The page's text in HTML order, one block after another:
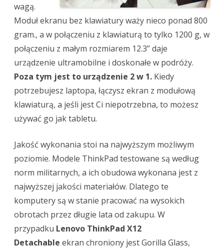
wagą.
Moduł ekranu bez klawiatury waży nieco ponad 800
gram., a w połączeniu z klawiaturą to tylko 1200 g, w
połączeniu z małym rozmiarem 12.3” daje
urządzenie ultramobilne i doskonałe w podróży.
Poza tym jest to urządzenie 2 w 1. Kiedy
potrzebujesz laptopa, łączysz ekran z modułową
klawiaturą, a jeśli jest Ci niepotrzebna, to możesz
używać go jak tabletu.
Jakość wykonania stoi na najwyższym możliwym
poziomie. Modele ThinkPad testowane są według
norm militarnych, a ich obudowa wykonana jest z
najwyższej jakości materiałów. Dlatego te
komputery są w stanie pracować na wysokich
obrotach przez długie lata od zakupu. W
przypadku Lenovo ThinkPad X12
Detachable ekran chroniony jest Gorilla Glass,